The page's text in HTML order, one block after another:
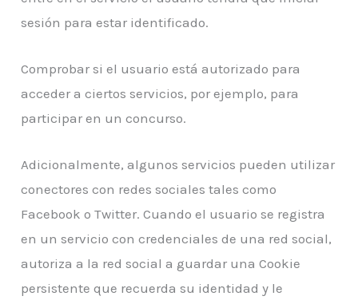
sesión para estar identificado.
Comprobar si el usuario está autorizado para
acceder a ciertos servicios, por ejemplo, para
participar en un concurso.
Adicionalmente, algunos servicios pueden utilizar
conectores con redes sociales tales como
Facebook o Twitter. Cuando el usuario se registra
en un servicio con credenciales de una red social,
autoriza a la red social a guardar una Cookie
persistente que recuerda su identidad y le